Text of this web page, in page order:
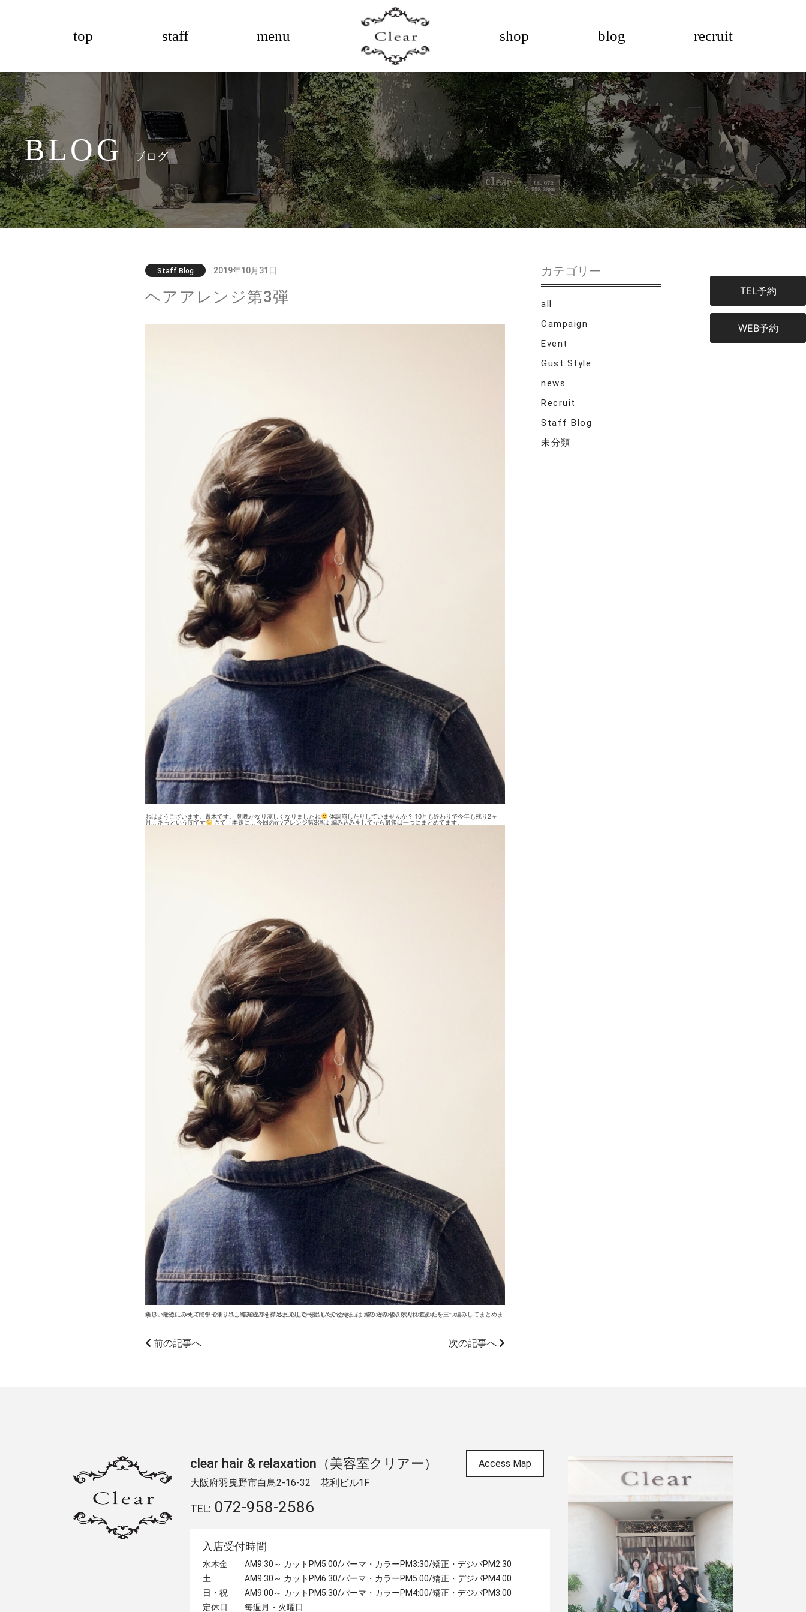
TEL予約
WEB予約
top staff menu shop blog recruit
BLOG ブログ
Staff Blog 2019年10月31日
ヘアアレンジ第3弾
おはようございます。青木です。 朝晩かなり涼しくなりましたね
体調崩したりしていませんか？ 10月も終わりで今年も残り2ヶ
月… あっという間です
さて、本題に… 今回のmyアレンジ第3弾は 編み込みをしてから最後は一つにまとめてます。
難しいそうにみえて簡単です。 1、編み込みを襟足までして一度ゴムでとめます。 2、その後、残りの髪の毛を三つ編みしてまとめます 3、最後にルーズに引っ張り出して完成です。 女性らしさを出したいときには 編み込みを取り入れてます！
前の記事へ 次の記事へ
カテゴリー
all
Campaign
Event
Gust Style
news
Recruit
Staff Blog
未分類
clear hair & relaxation（美容室クリアー）
大阪府羽曳野市白鳥2-16-32 ​花利ビル1F
TEL: 072-958-2586
Access Map
入店受付時間
水木金
AM9:30～ カットPM5:00/パーマ・カラーPM3:30/矯正・デジパPM2:30
土
AM9:30～ カットPM6:30/パーマ・カラーPM5:00/矯正・デジパPM4:00
日・祝
AM9:00～ カットPM5:30/パーマ・カラーPM4:00/矯正・デジパPM3:00
定休日
毎週月・火曜日